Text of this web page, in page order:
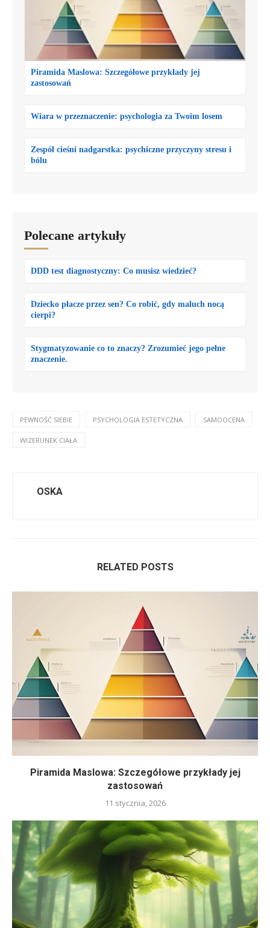
Piramida Maslowa: Szczegółowe przykłady jej
zastosowań
Wiara w przeznaczenie: psychologia za Twoim losem
Zespół cieśni nadgarstka: psychiczne przyczyny stresu i
bólu
Polecane artykuły
DDD test diagnostyczny: Co musisz wiedzieć?
Dziecko płacze przez sen? Co robić, gdy maluch nocą
cierpi?
Stygmatyzowanie co to znaczy? Zrozumieć jego pełne
znaczenie.
PEWNOŚĆ SIEBIE PSYCHOLOGIA ESTETYCZNA SAMOOCENA
WIZERUNEK CIAŁA
OSKA
RELATED POSTS
Piramida Maslowa: Szczegółowe przykłady jej
zastosowań
11 stycznia, 2026